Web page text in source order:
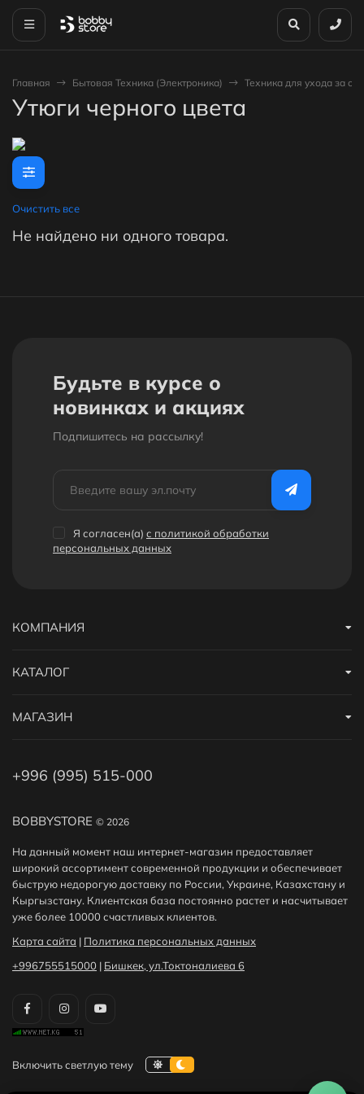
Главная Бытовая Техника (Электроника) Техника для ухода за
Утюги черного цвета
Очистить все
Не найдено ни одного товара.
Будьте в курсе о
новинках и акциях
Подпишитесь на рассылкy!
Я согласен(a) с политикой обработки
персональных данных
BOBBYSTORE © 2026
На данный момент наш интернет-магазин предоставляет
широкий ассортимент современной продукции и обеспечивает
быструю недорогую доставку по России, Украине, Казахстану и
Кыргызстану. Клиентская база постоянно растет и насчитывает
уже более 10000 счастливых клиентов.
Карта сайта | Политика персональных данных
+996755515000 | Бишкек, ул.Токтоналиева 6
КОМПАНИЯ
КАТАЛОГ
МАГАЗИН
+996 (995) 515-000